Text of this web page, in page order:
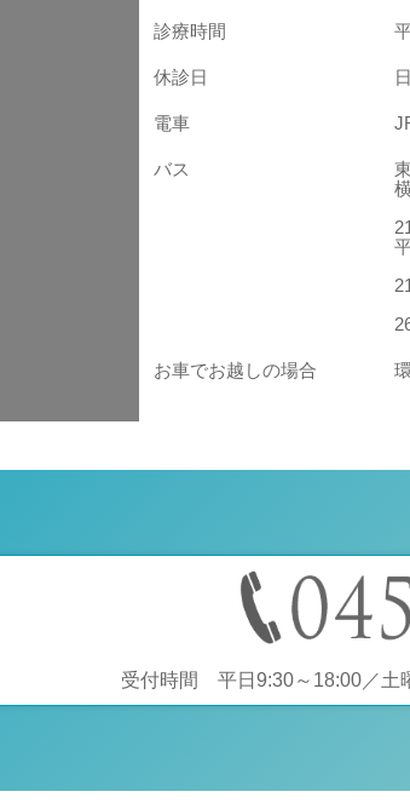
診療時間
休診日
電車
バス
お車でお越しの場合
受付時間 平日9:30～18:00／土